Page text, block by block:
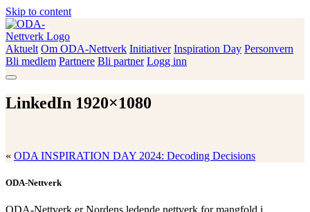
Skip to content
ODA-Nettverk
Aktuelt Om ODA-Nettverk Initiativer Inspiration Day Personvern
Bli medlem Partnere Bli partner Logg inn
LinkedIn 1920×1080
« ODA INSPIRATION DAY 2024: Decoding Decisions
ODA-Nettverk